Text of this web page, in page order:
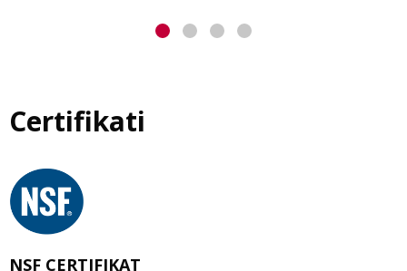
Certifikati
NSF CERTIFIKAT